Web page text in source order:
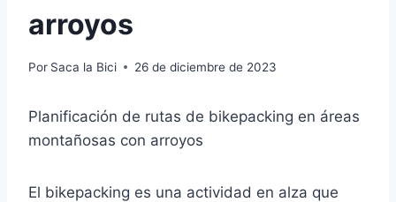
arroyos
Por Saca la Bici 26 de diciembre de 2023
Planificación de rutas de bikepacking en áreas
montañosas con arroyos
El bikepacking es una actividad en alza que